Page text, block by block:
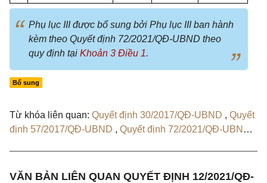
Phụ lục III được bổ sung bởi Phụ lục III ban hành
kèm theo Quyết định 72/2021/QĐ-UBND theo
quy định tại Khoản 3 Điều 1.
Bổ sung
Từ khóa liên quan: Quyết định 30/2017/QĐ-UBND , Quyết
định 57/2017/QĐ-UBND , Quyết định 72/2021/QĐ-UBND
VĂN BẢN LIÊN QUAN QUYẾT ĐỊNH 12/2021/QĐ-